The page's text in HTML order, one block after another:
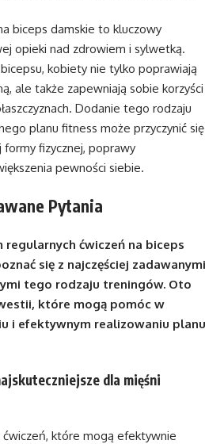
biceps damskie to kluczowy
opieki nad zdrowiem i sylwetką.
kobiety nie tylko poprawiają
ale także zapewniają sobie korzyści
Dodanie tego rodzaju
planu fitness może przyczynić się
fizycznej, poprawy
pewności siebie.
Pytania
regularnych ćwiczeń na biceps
się z najczęściej zadawanymi
tego rodzaju treningów. Oto
które mogą pomóc w
i efektywnym realizowaniu planu
dla mięśni
które mogą efektywnie